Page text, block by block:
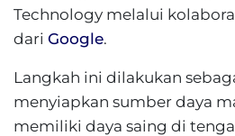
Technology melalui
dari Google.
Langkah ini dilakukan
menyiapkan sumber daya
memiliki daya saing di